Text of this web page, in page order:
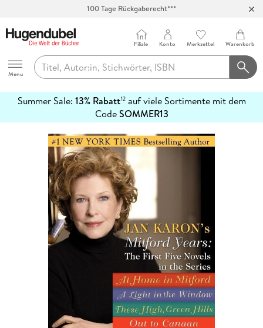
100 Tage Rückgaberecht***
Hugendubel
Menu
Filiale Konto Merkzettel Warenkorb
Summer Sale: 13% Rabatt12auf viele Sortimente mit dem
CodeSOMMER13
erfahren